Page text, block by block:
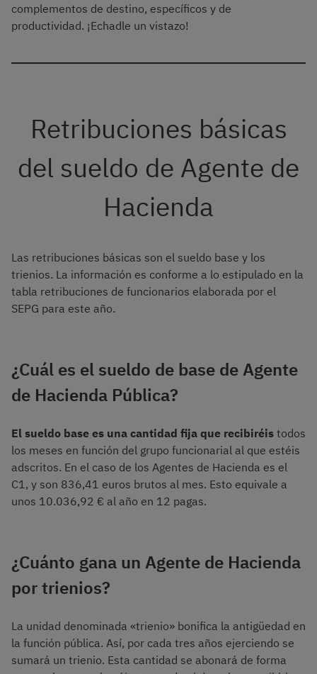
complementos de destino, específicos y de
productividad. ¡Echadle un vistazo!
Retribuciones básicas
del sueldo de Agente de
Hacienda
Las retribuciones básicas son el sueldo base y los
trienios. La información es conforme a lo estipulado en la
tabla retribuciones de funcionarios elaborada por el
SEPG para este año.
¿Cuál es el sueldo de base de Agente
de Hacienda Pública?
El sueldo base es una cantidad fija que recibiréis todos
los meses en función del grupo funcionarial al que estéis
adscritos. En el caso de los Agentes de Hacienda es el
C1, y son 836,41 euros brutos al mes. Esto equivale a
unos 10.036,92 € al año en 12 pagas.
¿Cuánto gana un Agente de Hacienda
por trienios?
La unidad denominada «trienio» bonifica la antigüedad en
la función pública. Así, por cada tres años ejerciendo se
sumará un trienio. Esta cantidad se abonará de forma